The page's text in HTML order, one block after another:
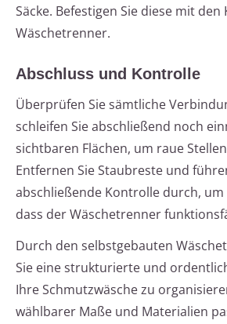
Säcke. Befestigen Sie diese mit
Wäschetrenner.
Abschluss und Kontrolle
Überprüfen Sie sämtliche
schleifen Sie abschließend noch
sichtbaren Flächen, um raue
Entfernen Sie Staubreste und
abschließende Kontrolle durch,
dass der Wäschetrenner
Durch den selbstgebauten
Sie eine strukturierte und
Ihre Schmutzwäsche zu
wählbarer Maße und Materialien